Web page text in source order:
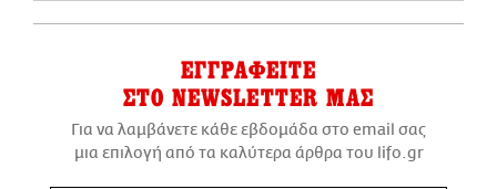
ΕΓΓΡΑΦΕΙΤΕ
ΣΤΟ NEWSLETTER ΜΑΣ
Για να λαμβάνετε κάθε εβδομάδα στο email σας
μια επιλογή από τα καλύτερα άρθρα του lifo.gr